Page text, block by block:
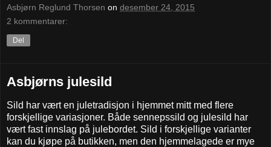
Asbjørn Reglund Thorsen on desember 24, 2015
2 kommentarer:
Del
Asbjørns julesild
Sild har vært en juletradisjon i hjemmet mitt med flere
forskjellige variasjoner. Både sennepssild og julesild har
vært fast innslag på julebordet. Sild i forskjellige varianter
kan du kjøpe på butikken, men den hjemmelagede er mye